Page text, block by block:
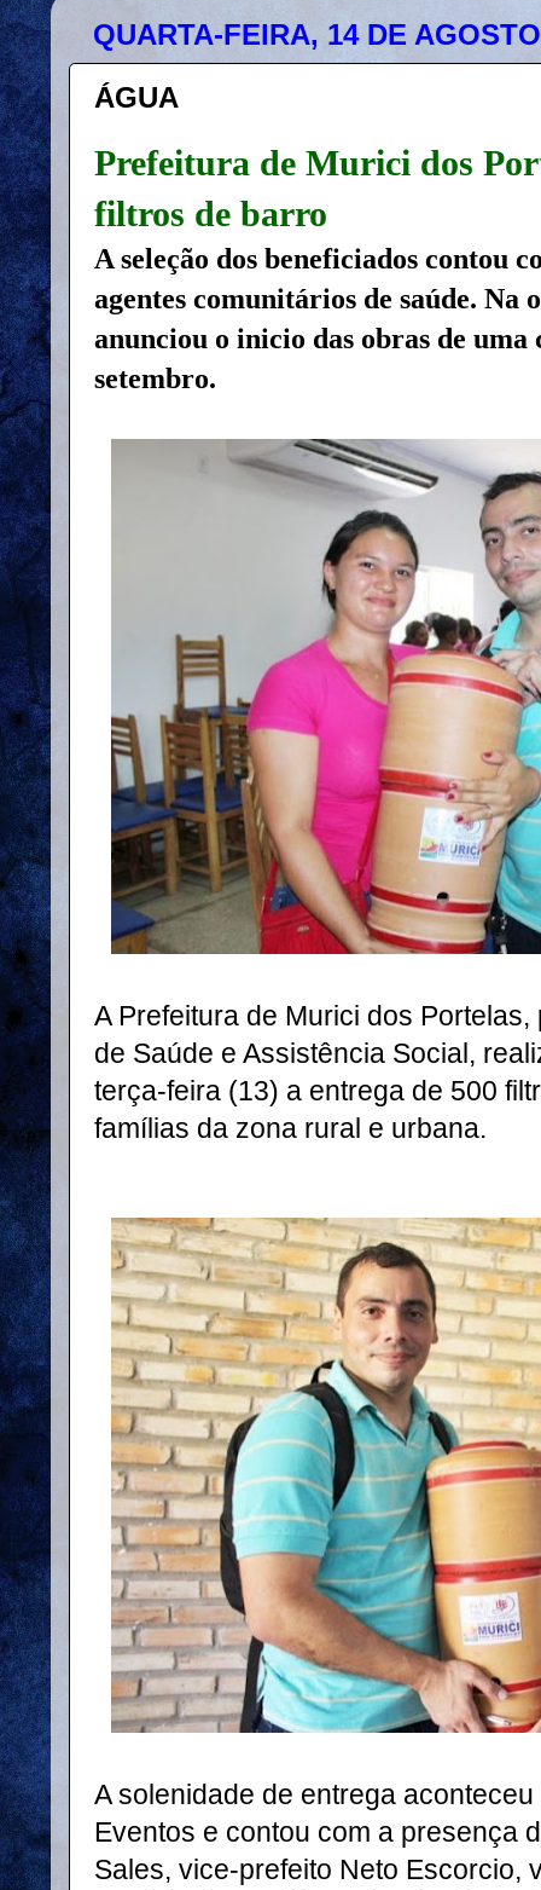
QUARTA-FEIRA, 14 DE
ÁGUA
Prefeitura de Murici dos
filtros de barro
A seleção dos beneficiados contou
agentes comunitários de saúde. Na
anunciou o inicio das obras de uma
setembro.
A Prefeitura de Murici dos
de Saúde e Assistência Social,
terça-feira (13) a entrega de 500
famílias da zona rural e urbana.
A solenidade de entrega
Eventos e contou com a presença
Sales, vice-prefeito Neto Escorcio,